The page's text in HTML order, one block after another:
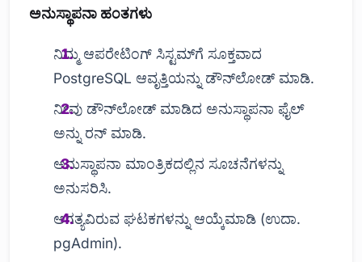
ಅನುಸ್ಥಾಪನಾ ಹಂತಗಳು
ನಿಮ್ಮ ಆಪರೇಟಿಂಗ್ ಸಿಸ್ಟಮ್‌ಗೆ ಸೂಕ್ತವಾದ
PostgreSQL ಆವೃತ್ತಿಯನ್ನು ಡೌನ್‌ಲೋಡ್ ಮಾಡಿ.
ನೀವು ಡೌನ್‌ಲೋಡ್ ಮಾಡಿದ ಅನುಸ್ಥಾಪನಾ ಫೈಲ್
ಅನ್ನು ರನ್ ಮಾಡಿ.
ಅನುಸ್ಥಾಪನಾ ಮಾಂತ್ರಿಕದಲ್ಲಿನ ಸೂಚನೆಗಳನ್ನು
ಅನುಸರಿಸಿ.
ಅಗತ್ಯವಿರುವ ಘಟಕಗಳನ್ನು ಆಯ್ಕೆಮಾಡಿ (ಉದಾ.
pgAdmin).